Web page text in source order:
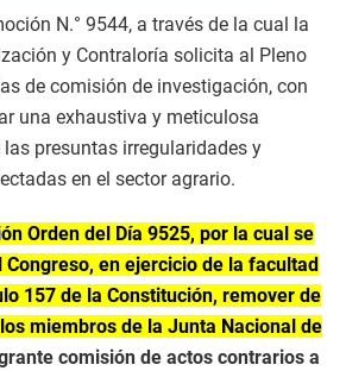
N.° 9544, a través de la cual la
y Contraloría solicita al Pleno
de comisión de investigación, con
una exhaustiva y meticulosa
presuntas irregularidades y
en el sector agrario.
Orden del Día 9525, por la cual se
en ejercicio de la facultad
157 de la Constitución, remover de
miembros de la Junta Nacional de
comisión de actos contrarios a